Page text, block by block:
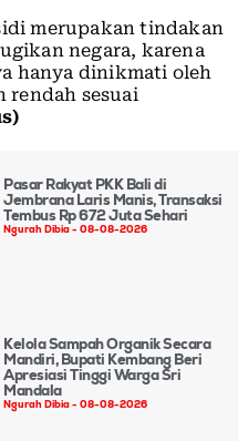
merupakan tindakan
negara, karena
hanya dinikmati oleh
rendah sesuai
Pasar Rakyat PKK Bali di
Jembrana Laris Manis, Transaksi
Tembus Rp 672 Juta Sehari
Ngurah Dibia 08-08-2026
Kelola Sampah Organik Secara
Mandiri, Bupati Kembang Beri
Apresiasi Tinggi Warga Sri
Mandala
Ngurah Dibia 08-08-2026